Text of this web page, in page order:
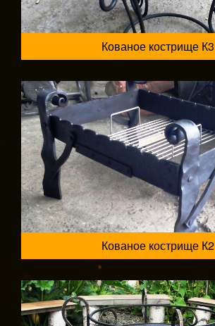
Кованое кострище К3
Кованое кострище К2